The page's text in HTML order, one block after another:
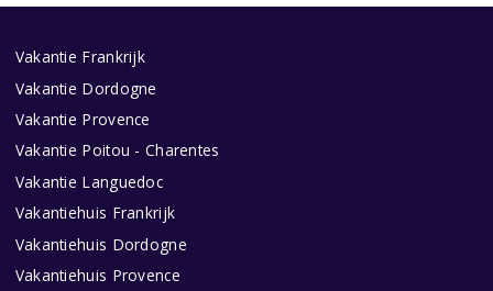
Vakantie Frankrijk
Vakantie Dordogne
Vakantie Provence
Vakantie Poitou - Charentes
Vakantie Languedoc
Vakantiehuis Frankrijk
Vakantiehuis Dordogne
Vakantiehuis Provence